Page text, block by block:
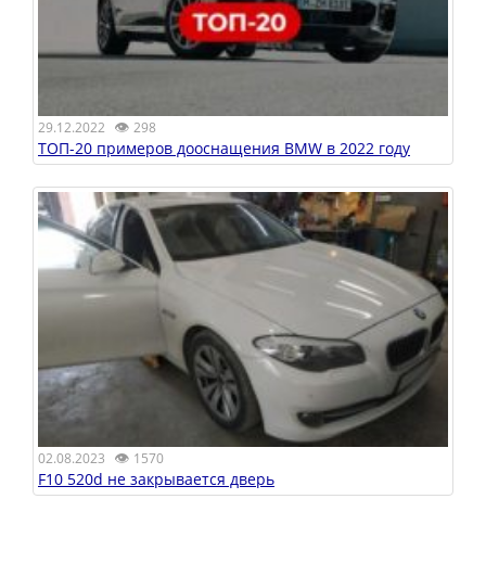
29.12.2022 👁 298
ТОП-20 примеров дооснащения BMW в 2022 году
02.08.2023 👁 1570
F10 520d не закрывается дверь